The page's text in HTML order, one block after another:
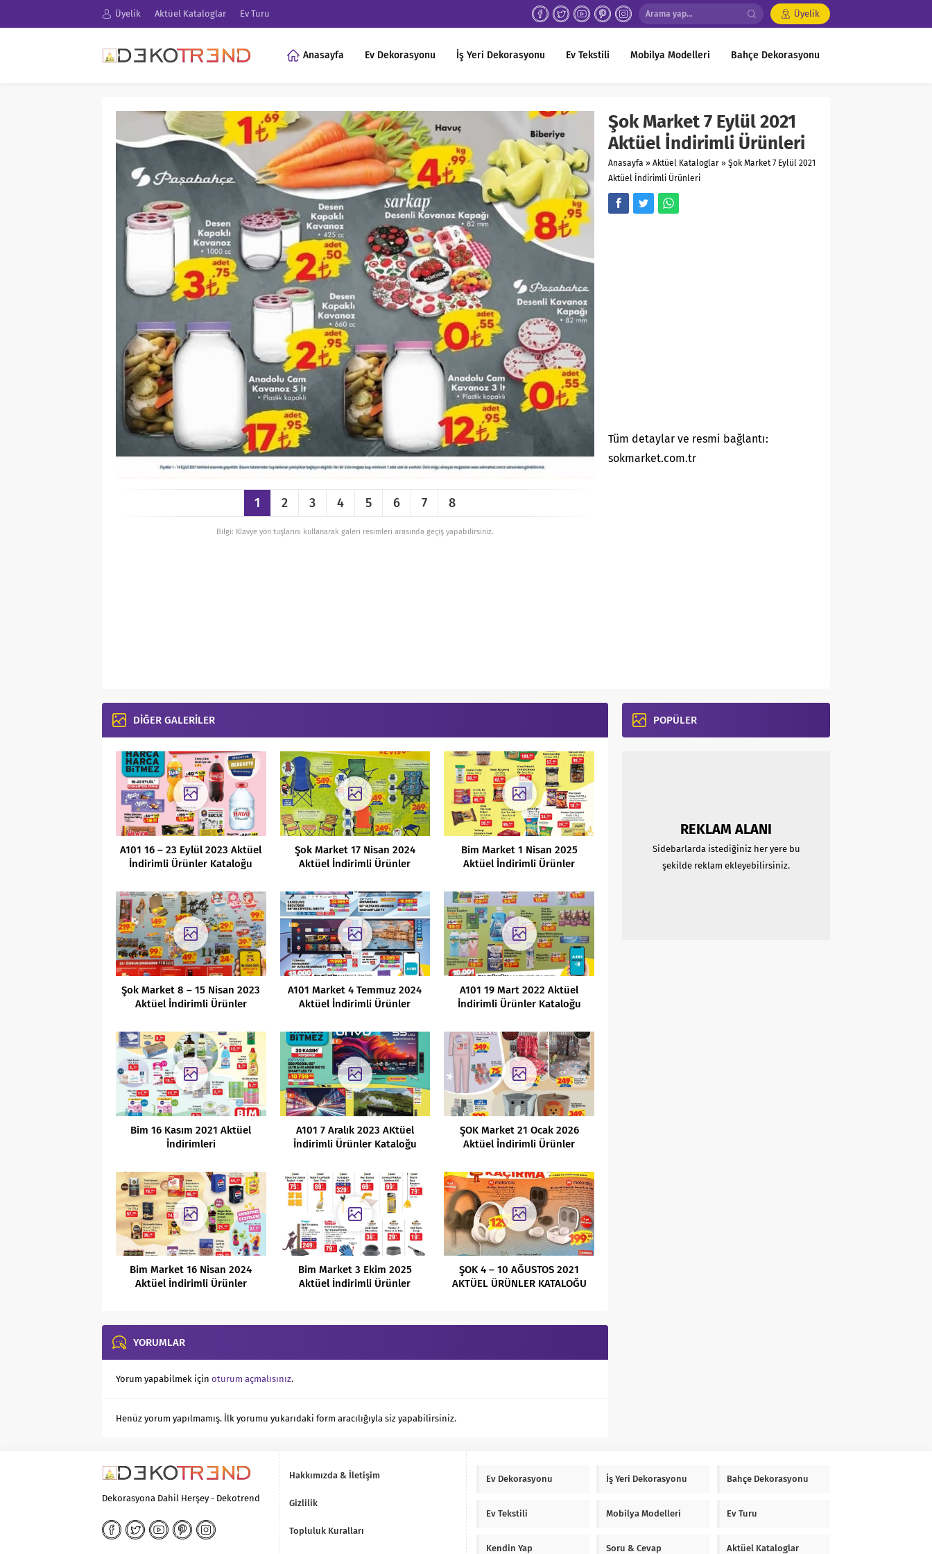
Üyelik Aktüel Kataloglar Ev Turu Üyelik
Anasayfa Ev Dekorasyonu İş Yeri Dekorasyonu Ev Tekstili Mobilya Modelleri Bahçe Dekorasyonu
1 2 3 4 5 6 7 8
Bilgi: Klavye yön tuşlarını kullanarak galeri resimleri arasında geçiş yapabilirsiniz.
Şok Market 7 Eylül 2021
Aktüel İndirimli Ürünleri
Anasayfa » Aktüel Kataloglar » Şok Market 7 Eylül 2021
Aktüel İndirimli Ürünleri
Tüm detaylar ve resmi bağlantı:
sokmarket.com.tr
DİĞER GALERİLER
A101 16 – 23 Eylül 2023 Aktüel
İndirimli Ürünler Kataloğu
Şok Market 17 Nisan 2024
Aktüel İndirimli Ürünler
Bim Market 1 Nisan 2025
Aktüel İndirimli Ürünler
Şok Market 8 – 15 Nisan 2023
Aktüel İndirimli Ürünler
A101 Market 4 Temmuz 2024
Aktüel İndirimli Ürünler
A101 19 Mart 2022 Aktüel
İndirimli Ürünler Kataloğu
Bim 16 Kasım 2021 Aktüel
İndirimleri
A101 7 Aralık 2023 AKtüel
İndirimli Ürünler Kataloğu
ŞOK Market 21 Ocak 2026
Aktüel İndirimli Ürünler
Bim Market 16 Nisan 2024
Aktüel İndirimli Ürünler
Bim Market 3 Ekim 2025
Aktüel İndirimli Ürünler
ŞOK 4 – 10 AĞUSTOS 2021
AKTÜEL ÜRÜNLER KATALOĞU
YORUMLAR
Yorum yapabilmek için oturum açmalısınız.
Henüz yorum yapılmamış. İlk yorumu yukarıdaki form aracılığıyla siz yapabilirsiniz.
POPÜLER
REKLAM ALANI
Sidebarlarda istediğiniz her yere bu
şekilde reklam ekleyebilirsiniz.
Dekorasyona Dahil Herşey - Dekotrend
Hakkımızda & İletişim
Gizlilik
Topluluk Kuralları
Ev Dekorasyonu İş Yeri Dekorasyonu Bahçe Dekorasyonu
Ev Tekstili Mobilya Modelleri Ev Turu
Kendin Yap Soru & Cevap Aktüel Kataloglar